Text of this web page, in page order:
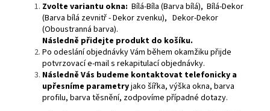
Zvolte variantu okna: Bílá-Bíla (Barva bílá), Bílá-Dekor
(Barva bílá zevnitř - Dekor zvenku), Dekor-Dekor
(Oboustranná barva).
Následně přidejte produkt do košíku.
Po odeslání objednávky Vám během okamžiku přijde
potvrzovací e-mail s rekapitulací objednávky.
Následně Vás budeme kontaktovat telefonicky a
upřesníme parametryjako šířka, výška okna, barva
profilu, barva těsnění, zodpovíme případné dotazy.